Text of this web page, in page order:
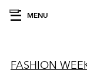
MENU
FASHION